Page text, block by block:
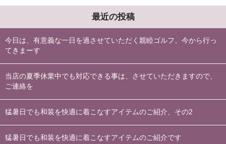
最近の投稿
今日は、有意義な一日を過させていただく親睦ゴルフ、今から行っ
てきまーす
当店の夏季休業中でも対応できる事は、させていただきますので、
ご連絡を
猛暑日でも和装を快適に着こなすアイテムのご紹介、その2
猛暑日でも和装を快適に着こなすアイテムのご紹介です